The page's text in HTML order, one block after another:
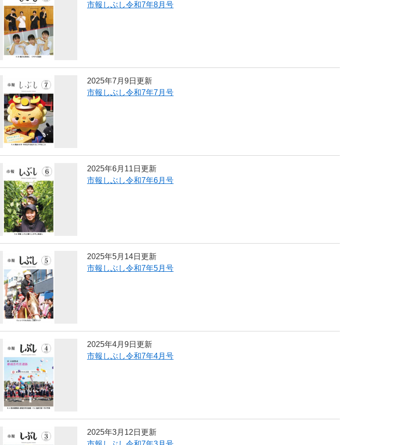
市報しぶし令和7年8月号
2025年7月9日更新
市報しぶし令和7年7月号
2025年6月11日更新
市報しぶし令和7年6月号
2025年5月14日更新
市報しぶし令和7年5月号
2025年4月9日更新
市報しぶし令和7年4月号
2025年3月12日更新